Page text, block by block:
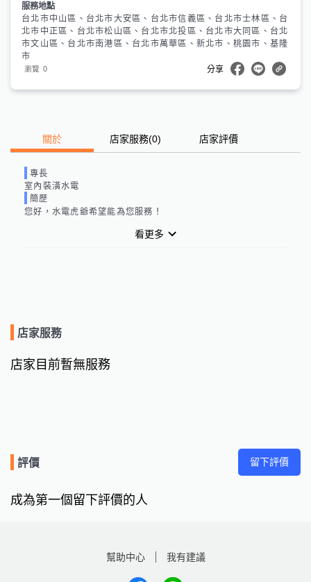
服務地點
台北市中山區、台北市大安區、台北市信義區、台北市士林區、台
北市中正區、台北市松山區、台北市北投區、台北市大同區、台北
市文山區、台北市南港區、台北市萬華區、新北市、桃園市、基隆
市
瀏覽 0 分享
關於 店家服務(0) 店家評價
專長
室內裝潢水電
簡歷
您好，水電虎爺希望能為您服務！
看更多
店家服務
店家目前暫無服務
評價 留下評價
成為第一個留下評價的人
幫助中心 我有建議